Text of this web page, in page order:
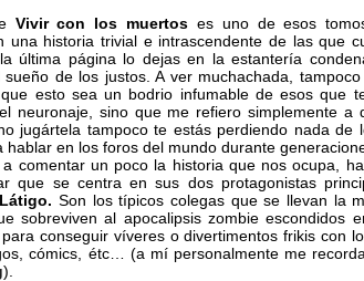
Vivir con los muertos es uno de esos
una historia trivial e intrascendente de las que
última página lo dejas en la estantería
de los justos. A ver muchachada, tampoco
esto sea un bodrio infumable de esos que
neuronaje, sino que me refiero simplemente a
jugártela tampoco te estás perdiendo nada de
hablar en los foros del mundo durante
a comentar un poco la historia que nos ocupa,
que se centra en sus dos protagonistas
Son los típicos colegas que se llevan la
sobreviven al apocalipsis zombie escondidos
conseguir víveres o divertimentos frikis con
cómics, étc… (a mí personalmente me
).